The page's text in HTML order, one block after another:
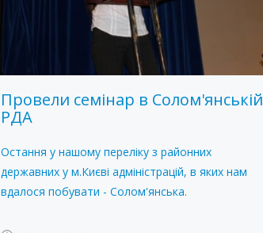
Провели семінар в Солом'янській
РДА
Остання у нашому переліку з районних
державних у м.Києві адміністрацій, в яких нам
вдалося побувати - Солом'янська.